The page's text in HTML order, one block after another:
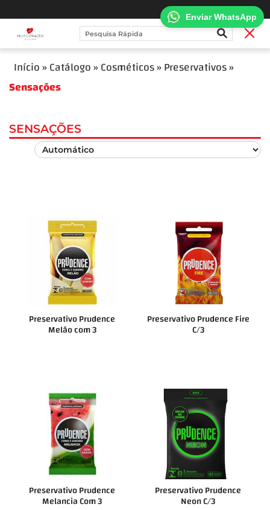
Início»Catálogo»Cosméticos»Preservativos»
Sensações
SENSAÇÕES
Preservativo Prudence
Melão com 3
Preservativo Prudence Fire
C/3
Preservativo Prudence
Melancia Com 3
Preservativo Prudence
Neon C/3
Enviar WhatsApp